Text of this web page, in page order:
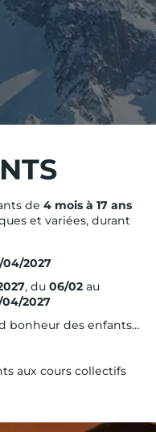
de 4 mois à 17 ans
et variées, durant
04/2027
, du 06/02 au
04/2027
bonheur des enfants…
aux cours collectifs